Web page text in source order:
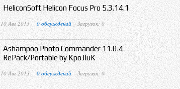
HeliconSoft Helicon Focus Pro 5.3.14.1
10 Авг 2013 · 0 обсуждений · Загрузок: 0
Ashampoo Photo Commander 11.0.4
RePack/Portable by KpoJIuK
10 Авг 2013 · 0 обсуждений · Загрузок: 0